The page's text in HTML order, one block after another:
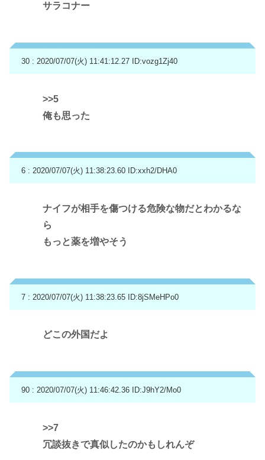
サラコナー
30 : 2020/07/07(火) 11:41:12.27 ID:vozg1Zj40
>>5
俺も思った
6 : 2020/07/07(火) 11:38:23.60 ID:xxh2/DHA0
ナイフが相手を傷つける危険な物だとわかるな
ら
もっと薬を増やそう
7 : 2020/07/07(火) 11:38:23.65 ID:8jSMeHPo0
どこの外国だよ
90 : 2020/07/07(火) 11:46:42.36 ID:J9hY2/Mo0
>>7
冗談抜きで真似したのかもしれんぞ